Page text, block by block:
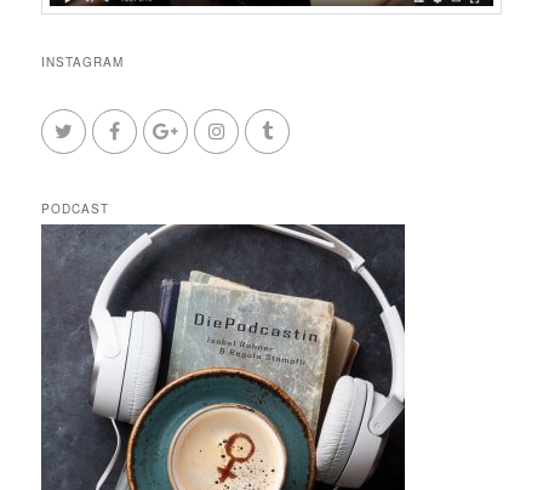
INSTAGRAM
PODCAST